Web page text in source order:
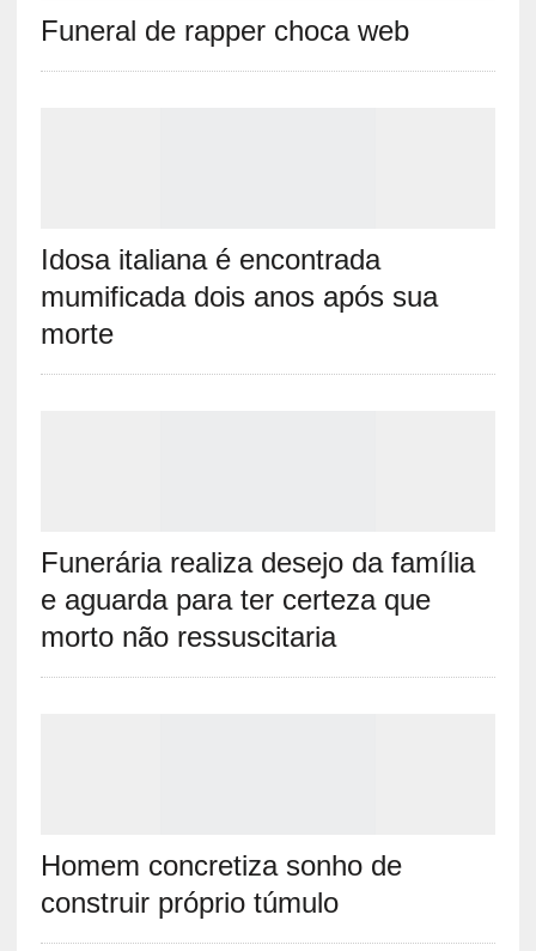
Funeral de rapper choca web
Idosa italiana é encontrada
mumificada dois anos após sua
morte
Funerária realiza desejo da família
e aguarda para ter certeza que
morto não ressuscitaria
Homem concretiza sonho de
construir próprio túmulo